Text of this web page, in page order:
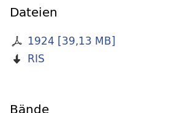
Dateien
1924 [39,13 MB]
RIS